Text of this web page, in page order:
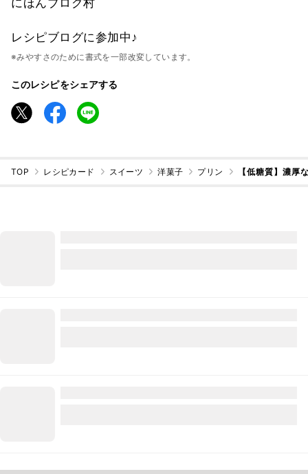
レシピブログに参加中♪
※みやすさのために書式を一部改変しています。
このレシピをシェアする
TOP レシピカード スイーツ 洋菓子 プリン 【低糖質】濃厚